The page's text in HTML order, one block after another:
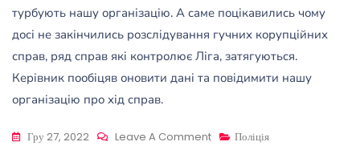
турбують нашу організацію. А саме поцікавились чому
досі не закінчились розслідування гучних корупційних
справ, ряд справ які контролює Ліга, затягуються.
Керівник пообіцяв оновити дані та повідимити нашу
організацію про хід справ.
Гру 27, 2022 Leave A CommentOn Поліція